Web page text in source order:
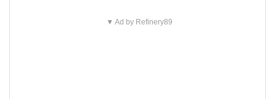
▼ Ad by Refinery89